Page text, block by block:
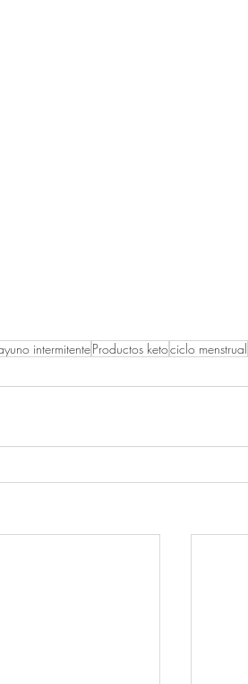
intermitenteProductos ketociclo menstrual